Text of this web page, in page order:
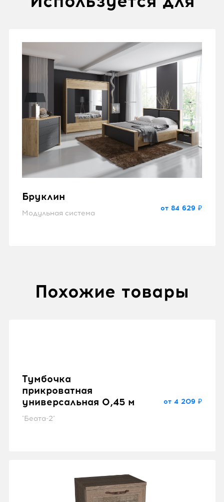
Бруклин
Модульная система
от 84 629 ₽
Похожие товары
Тумбочка
прикроватная
универсальная 0,45 м
"Беата-2"
от 4 209 ₽